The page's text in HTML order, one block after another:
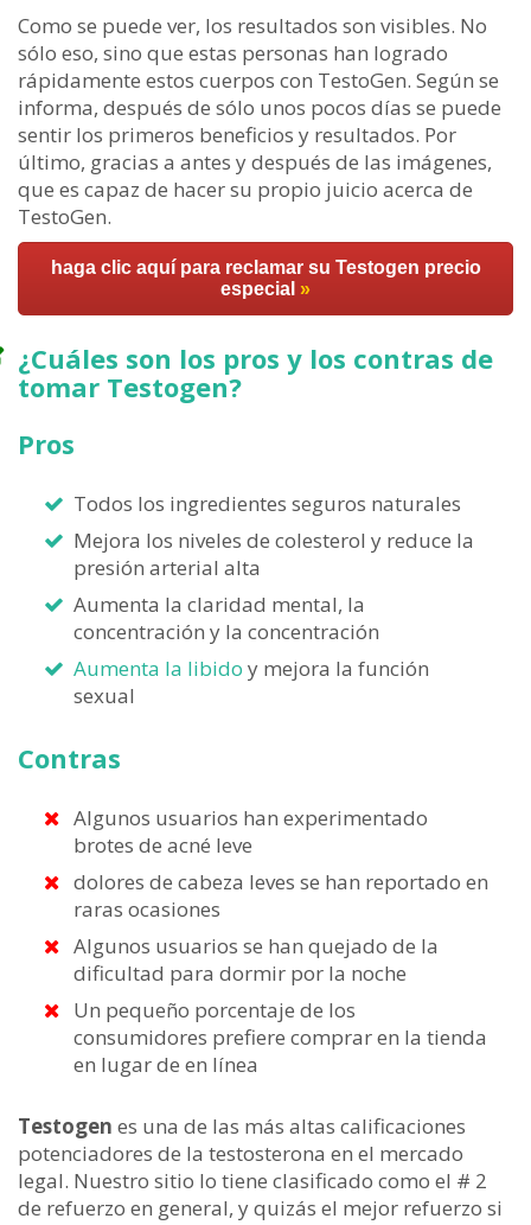
Como se puede ver, los resultados son visibles. No
sólo eso, sino que estas personas han logrado
rápidamente estos cuerpos con TestoGen. Según se
informa, después de sólo unos pocos días se puede
sentir los primeros beneficios y resultados. Por
último, gracias a antes y después de las imágenes,
que es capaz de hacer su propio juicio acerca de
TestoGen.
haga clic aquí para reclamar su Testogen precio
especial »
¿Cuáles son los pros y los contras de
tomar Testogen?
Pros
Todos los ingredientes seguros naturales
Mejora los niveles de colesterol y reduce la
presión arterial alta
Aumenta la claridad mental, la
concentración y la concentración
Aumenta la libido y mejora la función
sexual
Contras
Algunos usuarios han experimentado
brotes de acné leve
dolores de cabeza leves se han reportado en
raras ocasiones
Algunos usuarios se han quejado de la
dificultad para dormir por la noche
Un pequeño porcentaje de los
consumidores prefiere comprar en la tienda
en lugar de en línea
Testogen es una de las más altas calificaciones
potenciadores de la testosterona en el mercado
legal. Nuestro sitio lo tiene clasificado como el # 2
de refuerzo en general, y quizás el mejor refuerzo si